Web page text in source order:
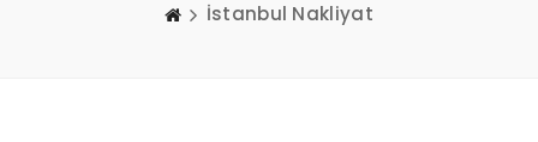
İstanbul Nakliyat